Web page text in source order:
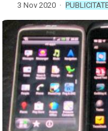
3 Nov 2020 ·